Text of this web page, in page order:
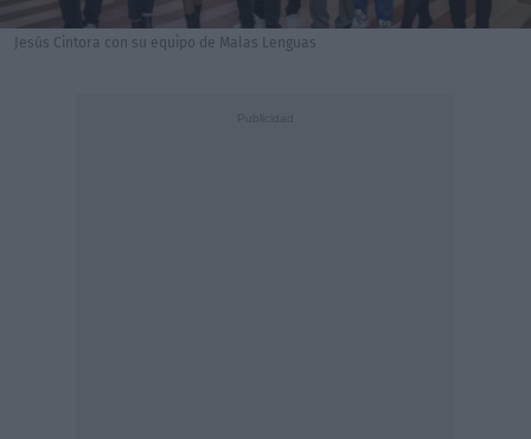
Jesús Cintora con su equipo de Malas Lenguas